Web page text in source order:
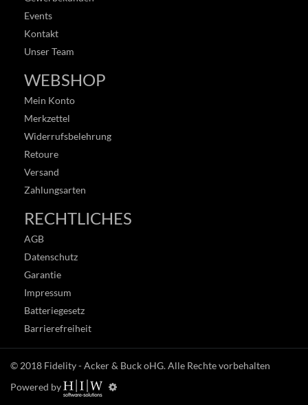
Events
Kontakt
Unser Team
WEBSHOP
Mein Konto
Merkzettel
Widerrufsbelehrung
Retoure
Versand
Zahlungsarten
RECHTLICHES
AGB
Datenschutz
Garantie
Impressum
Batteriegesetz
Barrierefreiheit
© 2018 Fidelity - Acker & Buck oHG. Alle Rechte vorbehalten
Powered by